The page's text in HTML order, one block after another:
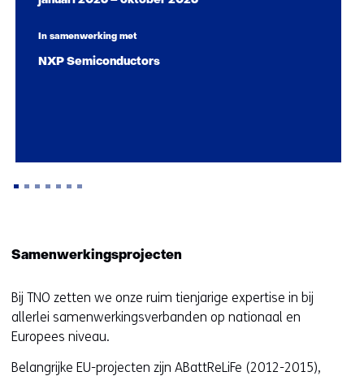
In samenwerking met
NXP Semiconductors
naar
(Zo
maken
Samenwerkingsprojecten
Bij TNO zetten we onze ruim tienjarige expertise in bij
allerlei samenwerkingsverbanden op nationaal en
Europees niveau.
Belangrijke EU-projecten zijn ABattReLiFe (2012-2015),